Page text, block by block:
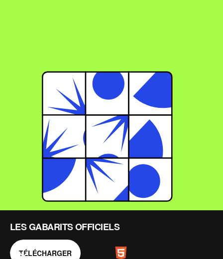
ACCUEIL
NOTRE OFFRE
EXPERTISE
RESSOURCES
CRÉATION
English
LES GABARITS OFFICIELS
TÉLÉCHARGER